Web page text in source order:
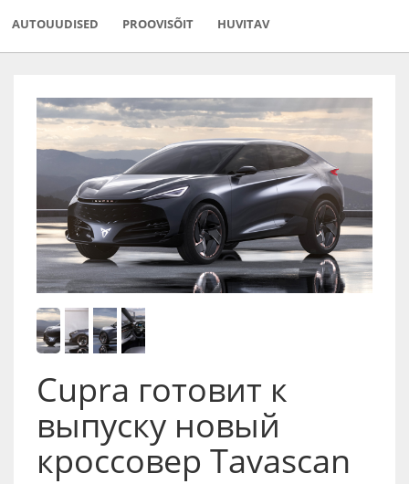
AUTOUUDISED PROOVISÕIT HUVITAV
Cupra готовит к
выпуску новый
кроссовер Tavascan